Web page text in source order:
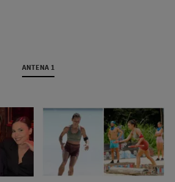
ANTENA 1